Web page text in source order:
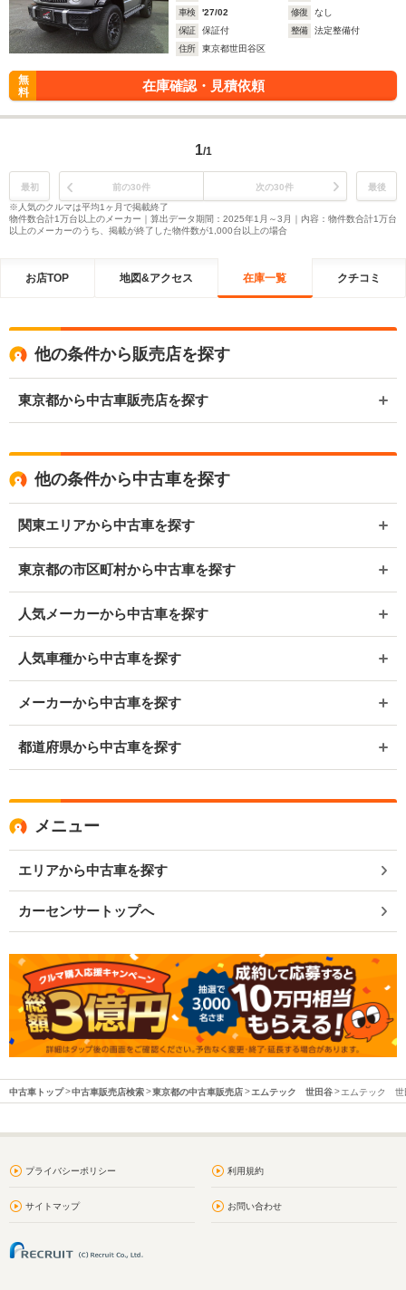
車検
'27/02 修復
なし
保証
保証付 整備
法定整備付
住所
東京都世田谷区
無
料
在庫確認・見積依頼
1/1
最初 前の30件 次の30件
最後
※人気のクルマは平均1ヶ月で掲載終了
物件数合計1万台以上のメーカー｜算出データ期間：2025年1月～3月｜内容：物件数合計1万台
以上のメーカーのうち、掲載が終了した物件数が1,000台以上の場合
お店TOP 地図&アクセス 在庫一覧 クチコミ
他の条件から販売店を探す
東京都から中古車販売店を探す
他の条件から中古車を探す
関東エリアから中古車を探す
東京都の市区町村から中古車を探す
人気メーカーから中古車を探す
人気車種から中古車を探す
メーカーから中古車を探す
都道府県から中古車を探す
メニュー
エリアから中古車を探す
カーセンサートップへ
中古車トップ 中古車販売店検索 東京都の中古車販売店 エムテック 世田谷 エムテック 世
プライバシーポリシー 利用規約
サイトマップ お問い合わせ